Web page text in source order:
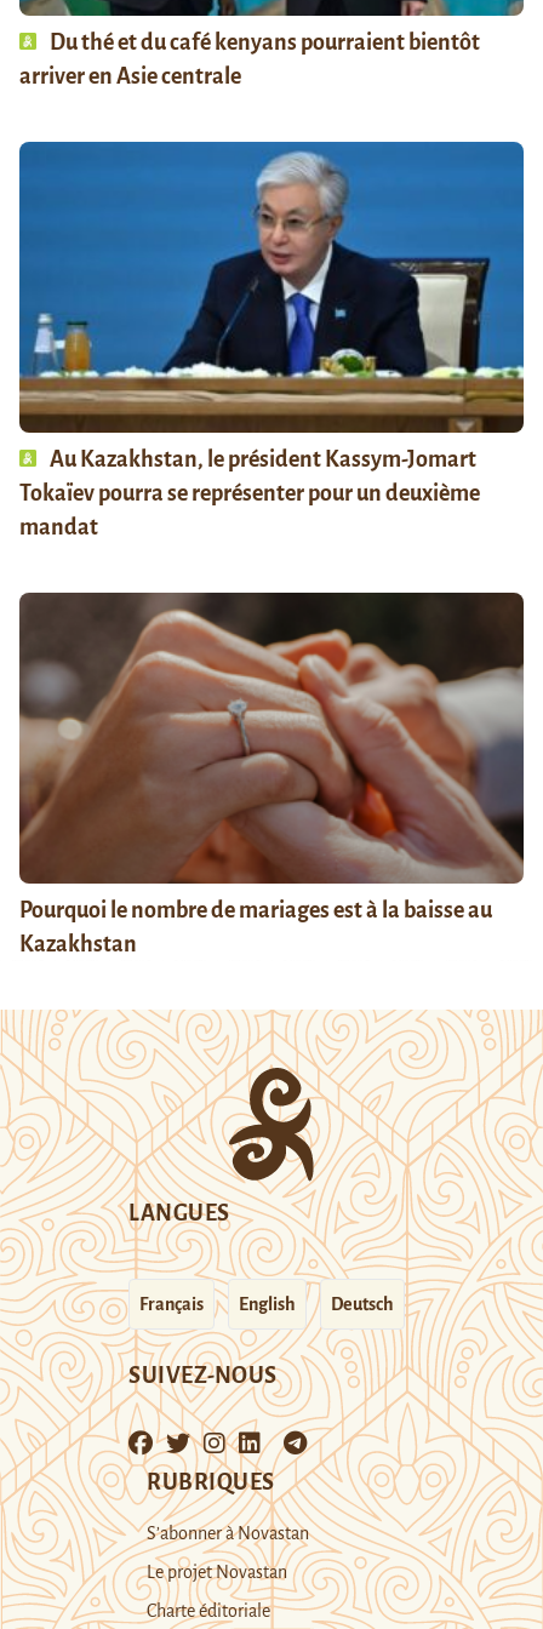
Du thé et du café kenyans pourraient bientôt
arriver en Asie centrale
Au Kazakhstan, le président Kassym-Jomart
Tokaïev pourra se représenter pour un deuxième
mandat
Pourquoi le nombre de mariages est à la baisse au
Kazakhstan
LANGUES
Français English Deutsch
SUIVEZ-NOUS
RUBRIQUES
S’abonner à Novastan
Le projet Novastan
Charte éditoriale